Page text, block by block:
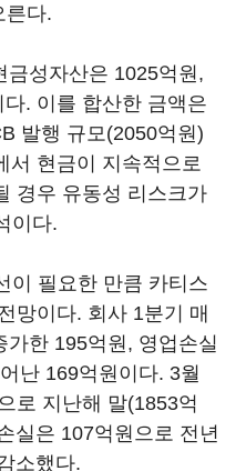
른다.
금성자산은 1025억원,
. 이를 합산한 금액은
발행 규모(2050억원)
서 현금이 지속적으로
경우 유동성 리스크가
이다.
이 필요한 만큼 카티스
망이다. 회사 1분기 매
한 195억원, 영업손실
난 169억원이다. 3월
로 지난해 말(1853억
실은 107억원으로 전년
소했다.